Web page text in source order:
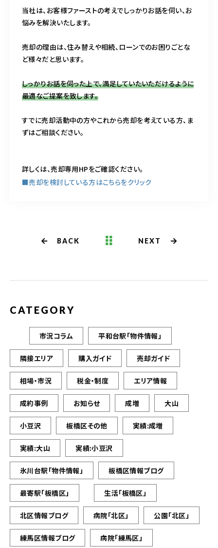
当社は、お客様ファーストの考えでしっかりお話を伺い、お
悩みを解決いたします。
売却の理由は、住み替えや相続、ローンでのお困りごとな
ど様々だと思います。
しっかりお話を伺った上で、満足していたいただけるように
最適なご提案を致します。
すでに売却活動中の方やこれから売却を考えている方、ま
ずはご相談ください。
詳しくは、売却専用HPをご確認ください。
■売却を検討している方はこちらをクリック
BACK NEXT
CATEGORY
市況コラム 平和台駅「物件情報」
隣接エリア 購入ガイド 売却ガイド
相場・市況 税金・制度 エリア情報
成約事例 お知らせ 成増 大山
小豆沢 板橋区その他 実績:成増
実績:大山 実績:小豆沢
氷川台駅「物件情報」 板橋区情報ブログ
最寄駅「板橋区」 生活「板橋区」
北区情報ブログ 病院「北区」 公園「北区」
練馬区情報ブログ 病院「練馬区」